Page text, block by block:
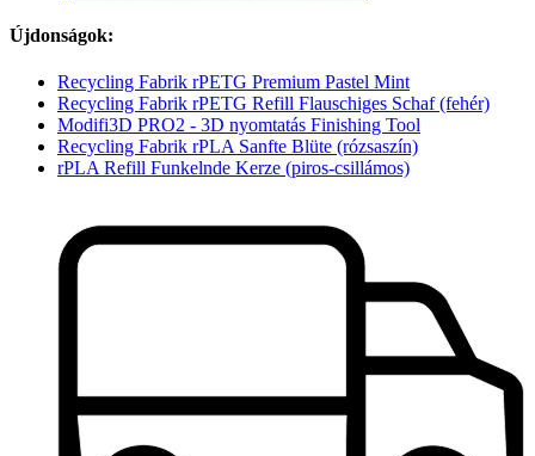
Újdonságok:
Recycling Fabrik rPETG Premium Pastel Mint
Recycling Fabrik rPETG Refill Flauschiges Schaf (fehér)
Modifi3D PRO2 - 3D nyomtatás Finishing Tool
Recycling Fabrik rPLA Sanfte Blüte (rózsaszín)
rPLA Refill Funkelnde Kerze (piros-csillámos)